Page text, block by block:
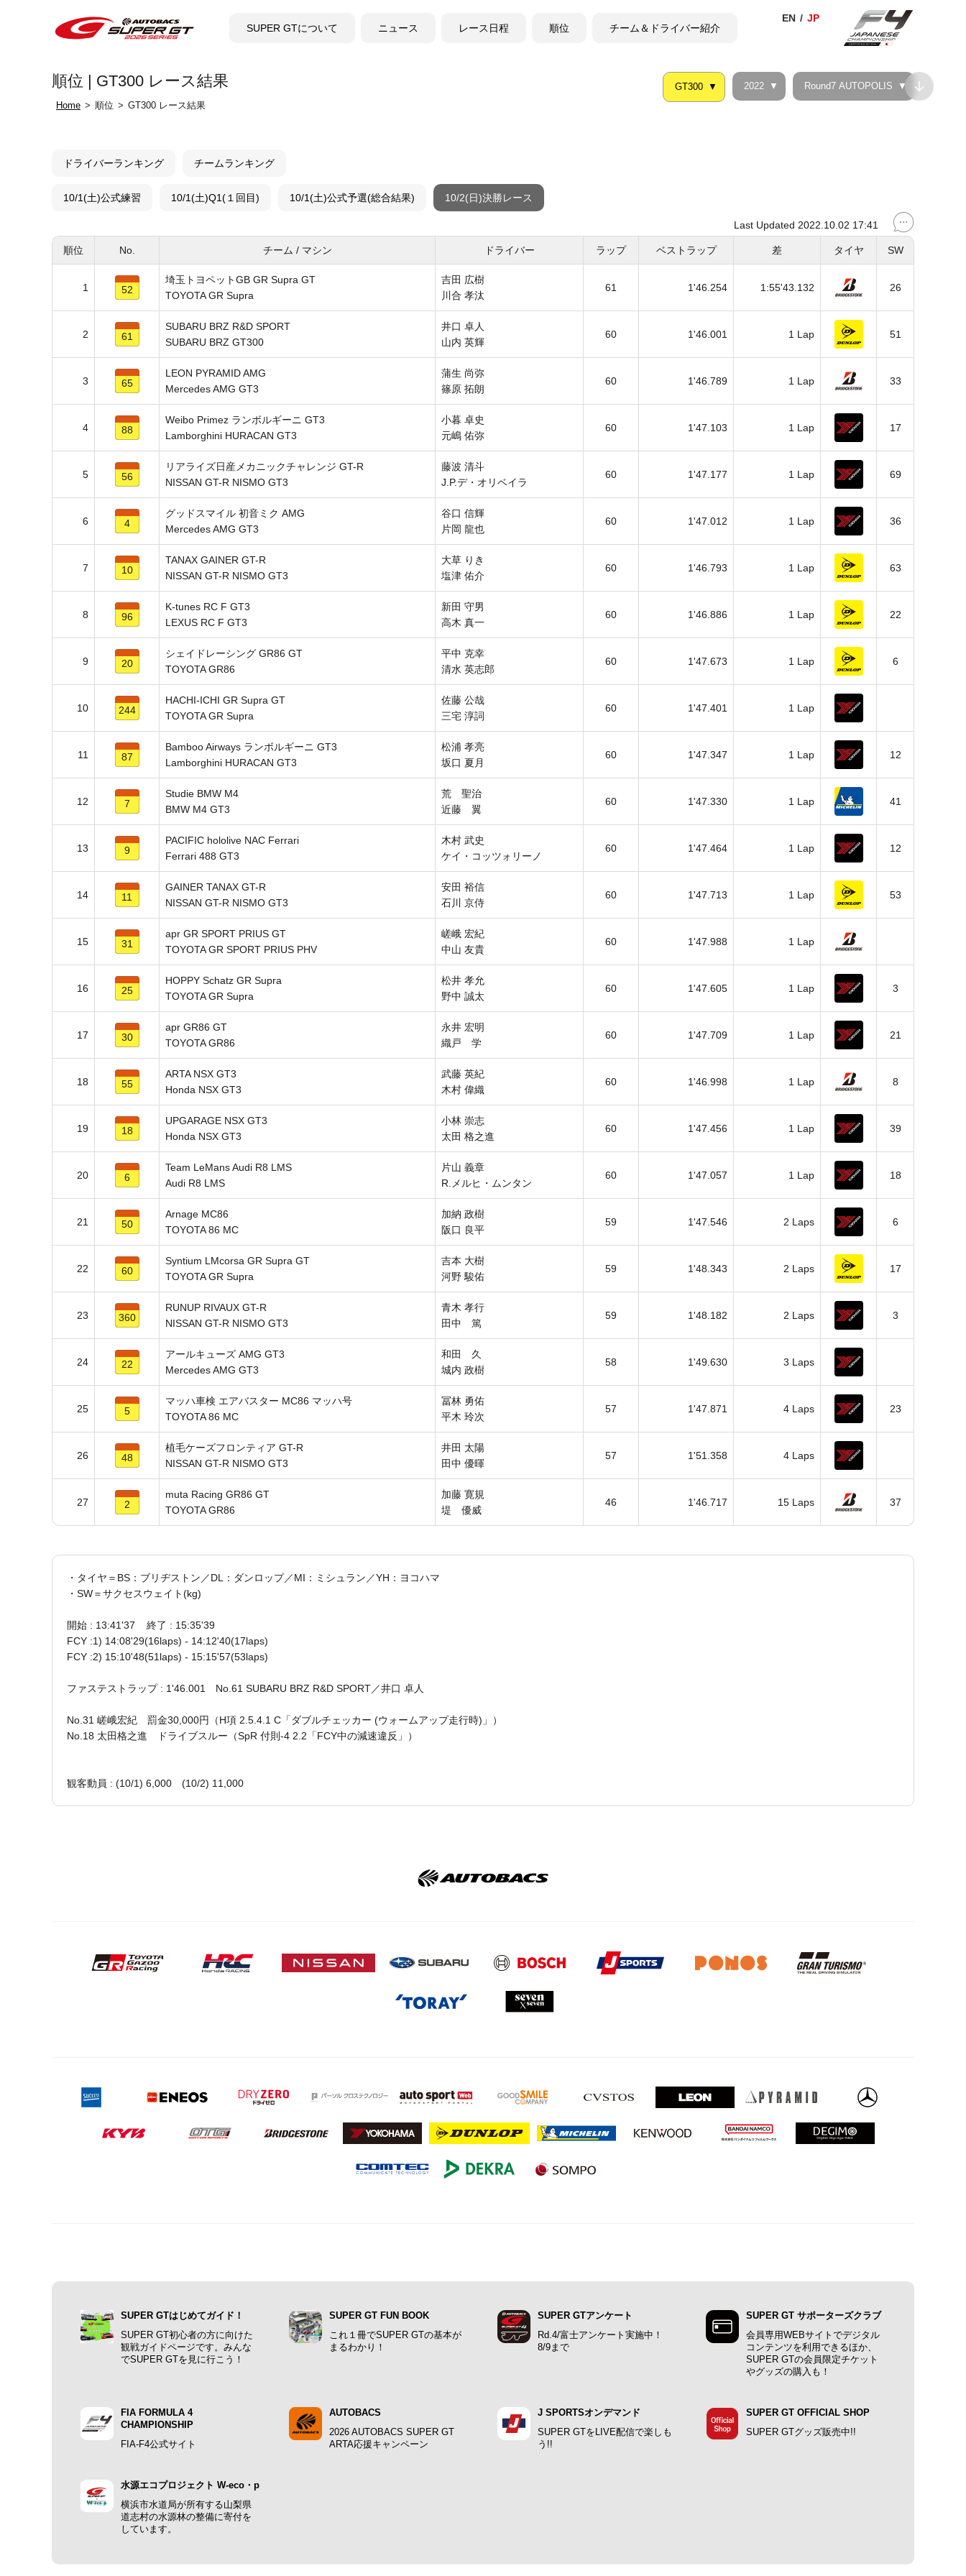
SUPER GTについて ニュース レース日程 順位 チーム＆ドライバー紹介
順位 | GT300 レース結果
Home 順位 GT300 レース結果
GT300 2022 Round7 AUTOPOLIS
ドライバーランキング チームランキング
10/1(土)公式練習 10/1(土)Q1(１回目) 10/1(土)公式予選(総合結果) 10/2(日)決勝レース
Last Updated 2022.10.02 17:41
順位 No. チーム / マシン ドライバー ラップ ベストラップ 差 タイヤ SW
1 52
埼玉トヨペットGB GR Supra GT
TOYOTA GR Supra
吉田 広樹
川合 孝汰
61 1'46.254 1:55'43.132 26
2 61
SUBARU BRZ R&D SPORT
SUBARU BRZ GT300
井口 卓人
山内 英輝
60 1'46.001 1 Lap 51
3 65
LEON PYRAMID AMG
Mercedes AMG GT3
蒲生 尚弥
篠原 拓朗
60 1'46.789 1 Lap 33
4 88
Weibo Primez ランボルギーニ GT3
Lamborghini HURACAN GT3
小暮 卓史
元嶋 佑弥
60 1'47.103 1 Lap 17
5 56
リアライズ日産メカニックチャレンジ GT-R
NISSAN GT-R NISMO GT3
藤波 清斗
J.P.デ・オリベイラ
60 1'47.177 1 Lap 69
6 4
グッドスマイル 初音ミク AMG
Mercedes AMG GT3
谷口 信輝
片岡 龍也
60 1'47.012 1 Lap 36
7 10
TANAX GAINER GT-R
NISSAN GT-R NISMO GT3
大草 りき
塩津 佑介
60 1'46.793 1 Lap 63
8 96
K-tunes RC F GT3
LEXUS RC F GT3
新田 守男
高木 真一
60 1'46.886 1 Lap 22
9 20
シェイドレーシング GR86 GT
TOYOTA GR86
平中 克幸
清水 英志郎
60 1'47.673 1 Lap 6
10 244
HACHI-ICHI GR Supra GT
TOYOTA GR Supra
佐藤 公哉
三宅 淳詞
60 1'47.401 1 Lap
11 87
Bamboo Airways ランボルギーニ GT3
Lamborghini HURACAN GT3
松浦 孝亮
坂口 夏月
60 1'47.347 1 Lap 12
12 7
Studie BMW M4
BMW M4 GT3
荒 聖治
近藤 翼
60 1'47.330 1 Lap 41
13 9
PACIFIC hololive NAC Ferrari
Ferrari 488 GT3
木村 武史
ケイ・コッツォリーノ
60 1'47.464 1 Lap 12
14 11
GAINER TANAX GT-R
NISSAN GT-R NISMO GT3
安田 裕信
石川 京侍
60 1'47.713 1 Lap 53
15 31
apr GR SPORT PRIUS GT
TOYOTA GR SPORT PRIUS PHV
嵯峨 宏紀
中山 友貴
60 1'47.988 1 Lap
16 25
HOPPY Schatz GR Supra
TOYOTA GR Supra
松井 孝允
野中 誠太
60 1'47.605 1 Lap 3
17 30
apr GR86 GT
TOYOTA GR86
永井 宏明
織戸 学
60 1'47.709 1 Lap 21
18 55
ARTA NSX GT3
Honda NSX GT3
武藤 英紀
木村 偉織
60 1'46.998 1 Lap 8
19 18
UPGARAGE NSX GT3
Honda NSX GT3
小林 崇志
太田 格之進
60 1'47.456 1 Lap 39
20 6
Team LeMans Audi R8 LMS
Audi R8 LMS
片山 義章
R.メルヒ・ムンタン
60 1'47.057 1 Lap 18
21 50
Arnage MC86
TOYOTA 86 MC
加納 政樹
阪口 良平
59 1'47.546 2 Laps 6
22 60
Syntium LMcorsa GR Supra GT
TOYOTA GR Supra
吉本 大樹
河野 駿佑
59 1'48.343 2 Laps 17
23 360
RUNUP RIVAUX GT-R
NISSAN GT-R NISMO GT3
青木 孝行
田中 篤
59 1'48.182 2 Laps 3
24 22
アールキューズ AMG GT3
Mercedes AMG GT3
和田 久
城内 政樹
58 1'49.630 3 Laps
25 5
マッハ車検 エアバスター MC86 マッハ号
TOYOTA 86 MC
冨林 勇佑
平木 玲次
57 1'47.871 4 Laps 23
26 48
植毛ケーズフロンティア GT-R
NISSAN GT-R NISMO GT3
井田 太陽
田中 優暉
57 1'51.358 4 Laps
27 2
muta Racing GR86 GT
TOYOTA GR86
加藤 寛規
堤 優威
46 1'46.717 15 Laps 37
・タイヤ＝BS：ブリヂストン／DL：ダンロップ／MI：ミシュラン／YH：ヨコハマ
・SW＝サクセスウェイト(kg)
開始 : 13:41'37 終了 : 15:35'39
FCY :1) 14:08'29(16laps) - 14:12'40(17laps)
FCY :2) 15:10'48(51laps) - 15:15'57(53laps)
ファステストラップ : 1'46.001 No.61 SUBARU BRZ R&D SPORT／井口 卓人
No.31 嵯峨宏紀 罰金30,000円（H項 2.5.4.1 C「ダブルチェッカー (ウォームアップ走行時)」）
No.18 太田格之進 ドライブスルー（SpR 付則-4 2.2「FCY中の減速違反」）
観客動員 : (10/1) 6,000 (10/2) 11,000
SUPER GTはじめてガイド！
SUPER GT初心者の方に向けた
観戦ガイドページです。みんな
でSUPER GTを見に行こう！
SUPER GT FUN BOOK
これ１冊でSUPER GTの基本が
まるわかり！
SUPER GTアンケート
Rd.4/富士アンケート実施中！
8/9まで
SUPER GT サポーターズクラブ
会員専用WEBサイトでデジタル
コンテンツを利用できるほか、
SUPER GTの会員限定チケット
やグッズの購入も！
FIA FORMULA 4
CHAMPIONSHIP
FIA-F4公式サイト
AUTOBACS
2026 AUTOBACS SUPER GT
ARTA応援キャンペーン
J SPORTSオンデマンド
SUPER GTをLIVE配信で楽しも
う!!
SUPER GT OFFICIAL SHOP
SUPER GTグッズ販売中!!
水源エコプロジェクト W-eco・p
横浜市水道局が所有する山梨県
道志村の水源林の整備に寄付を
しています。